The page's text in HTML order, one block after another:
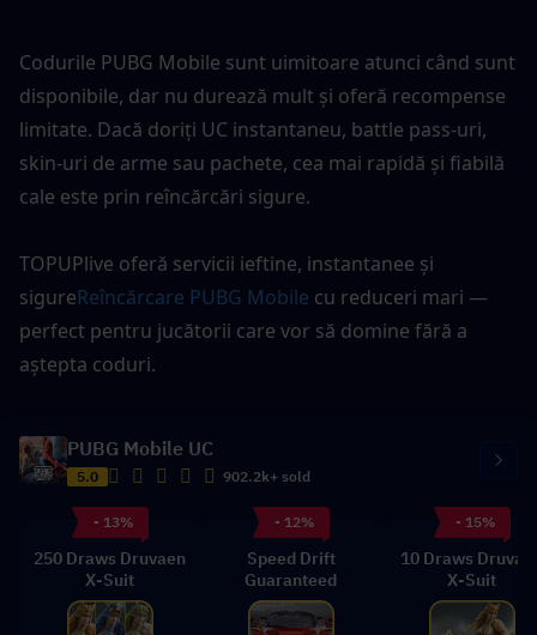
Codurile PUBG Mobile sunt uimitoare atunci când sunt
disponibile, dar nu durează mult și oferă recompense
limitate. Dacă doriți UC instantaneu, battle pass-uri,
skin-uri de arme sau pachete, cea mai rapidă și fiabilă
cale este prin reîncărcări sigure.
TOPUPlive oferă servicii ieftine, instantanee și
sigureReîncărcare PUBG Mobile cu reduceri mari —
perfect pentru jucătorii care vor să domine fără a
aștepta coduri.
PUBG Mobile UC
5.0 902.2k+ sold
- 13%
250 Draws Druvaen
X-Suit
- 12%
Speed Drift
Guaranteed
- 15%
10 Draws
X-Suit